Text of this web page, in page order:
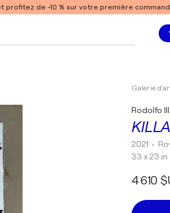
profitez de -10 % sur votre première
Galerie
Rodolfo
2021 •
33 x 23 in
4 610